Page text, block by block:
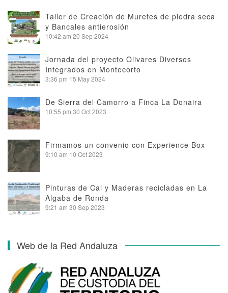
Taller de Creación de Muretes de piedra seca
y Bancales antierosión
10:42 am 20 Sep 2024
Jornada del proyecto Olivares Diversos
Integrados en Montecorto
3:36 pm 15 May 2024
De Sierra del Camorro a Finca La Donaira
10:55 pm 30 Oct 2023
Firmamos un convenio con Experience Box
9:10 am 10 Oct 2023
Pinturas de Cal y Maderas recicladas en La
Algaba de Ronda
9:21 am 30 Sep 2023
Web de la Red Andaluza